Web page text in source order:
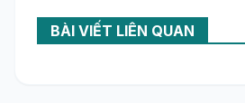
BÀI VIẾT LIÊN QUAN